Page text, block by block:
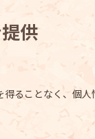
供
ることなく、個